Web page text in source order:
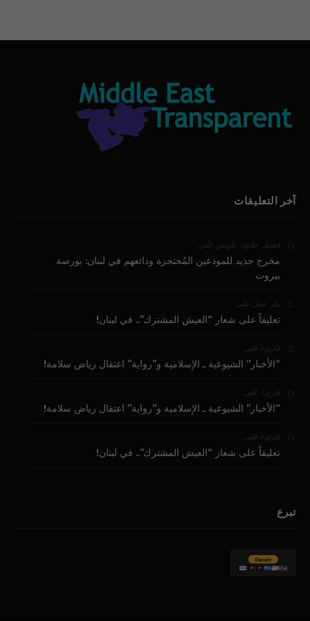
آخر التعليقات
فضيل حمّود - باريس على
مخرج جديد للمودعين المُحتجزة ودائعهم في لبنان: بورصة
بيروت
بيار عقل على
تعليقاً على شعار “العيش المشترك”.. في لبنان!
قارىء على
“الأخبار” الشيوعية ـ الإسلامية و”رواية” اعتقال رياض سلامة!
قارىء على
“الأخبار” الشيوعية ـ الإسلامية و”رواية” اعتقال رياض سلامة!
قارىء على
تعليقاً على شعار “العيش المشترك”.. في لبنان!
تبرع